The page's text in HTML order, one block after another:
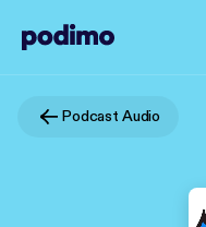
Podcast Audio